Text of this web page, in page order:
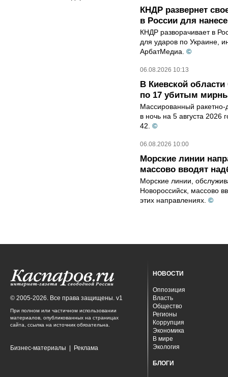
КНДР развернет
в России для
КНДР разворачивает в
для ударов по Украине,
АрбатМедиа. ©
06.08.2026 10:13
В Киевской
по 17 убитым
Массированный ракетно-
в ночь на 5 августа 2026
42. ©
06.08.2026 10:00
Морские линии
массово вводят
Морские линии,
Новороссийск, массово
этих направлениях. ©
© 2005-2026. Все права защищены. v1
При полном или частичном использовании
материалов, опубликованных на страницах
сайта, ссылка на источник обязательна.
Бизнес-материалы Реклама
НОВОСТИ
Оппозиция
Власть
Общество
Регионы
Коррупция
Экономика
В мире
Экология
БЛОГИ